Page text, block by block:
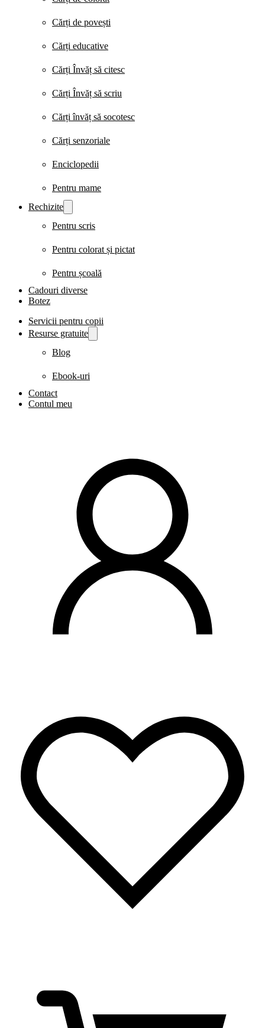
Cărți de povești
Cărți educative
Cărți Învăț să citesc
Cărți Învăț să scriu
Cărți învăț să socotesc
Cărți senzoriale
Enciclopedii
Pentru mame
Rechizite
Pentru scris
Pentru colorat și pictat
Pentru școală
Cadouri diverse
Botez
Servicii pentru copii
Resurse gratuite
Blog
Ebook-uri
Contact
Contul meu